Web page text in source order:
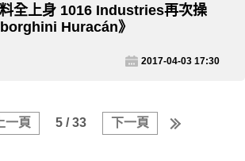
全上身 1016 Industries再次操
Huracán》
2017-04-03 17:30
上一頁 5 / 33 下一頁